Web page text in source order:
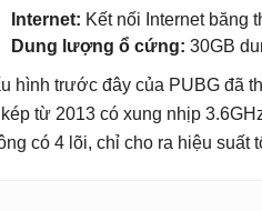
Internet: Kết nối Internet băng
Dung lượng ổ cứng: 30GB
hình trước đây của PUBG đã
kép từ 2013 có xung nhịp
có 4 lõi, chỉ cho ra hiệu suất